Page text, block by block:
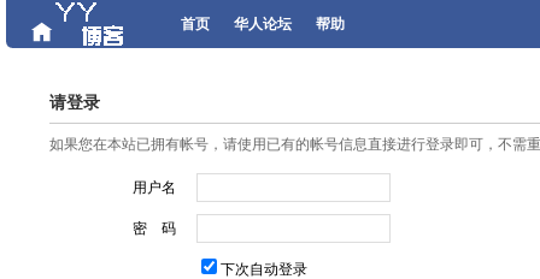
首页 华人论坛 帮助
请登录
如果您在本站已拥有帐号，请使用已有的帐号信息直接进行登录即可，不需
用户名
密 码
下次自动登录